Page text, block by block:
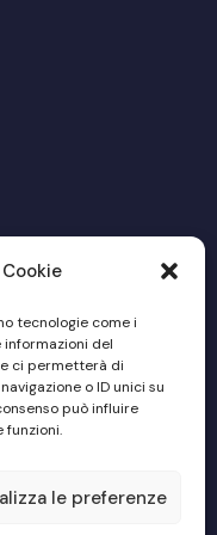
tecnologie come i
del
ci permetterà di
o ID unici su
può influire
funzioni.
le preferenze